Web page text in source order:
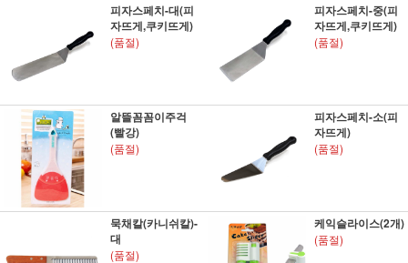
피자스페치-대(피
자뜨게,쿠키뜨게)
(품절)
피자스페치-중(피
자뜨게,쿠키뜨게)
(품절)
알뜰꼼꼼이주걱
(빨강)
(품절)
피자스페치-소(피
자뜨게)
(품절)
묵채칼(카니쉬칼)-
대
(품절)
케익슬라이스(2개)
(품절)